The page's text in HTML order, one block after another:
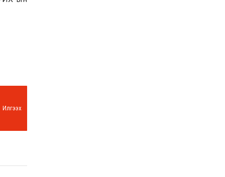
Илгээх